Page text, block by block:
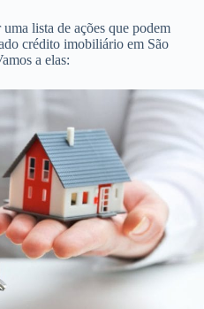
lista de ações que podem
crédito imobiliário em São
a elas: